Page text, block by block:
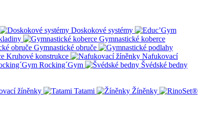
Doskokové systémy
Gymnastické koberce
Gymnastické obruče
Kruhové konstrukce
Nafukovací
Rocking´Gym
Švédské bedny
žíněnky Tatami
Žíněnky